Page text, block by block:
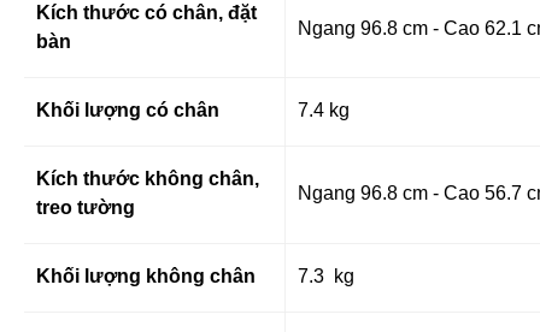
Kích thước có chân, đặt
bàn
Ngang 96.8 cm - Cao 62.1
Khối lượng có chân 7.4 kg
Kích thước không chân,
treo tường
Ngang 96.8 cm - Cao 56.7
Khối lượng không chân 7.3 kg